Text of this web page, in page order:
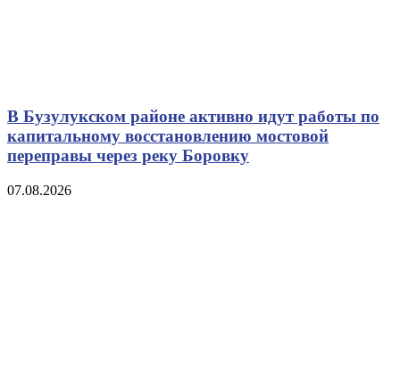
В Бузулукском районе активно идут работы по
капитальному восстановлению мостовой
переправы через реку Боровку
07.08.2026